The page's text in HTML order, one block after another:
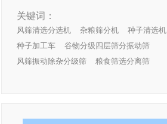
关键词：
风筛清选分选机 杂粮筛分机 种子清选机
种子加工车
谷物分级四层筛分振动筛
风筛振动除杂分级筛
粮食筛选分离筛